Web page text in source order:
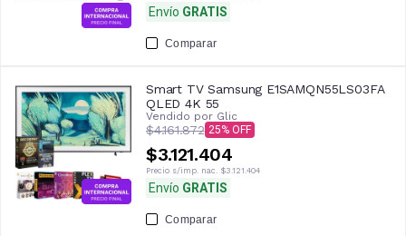
Envío GRATIS
Comparar
Smart TV Samsung E1SAMQN55LS03FA
QLED 4K 55
Vendido por Glic
$4.161.872 25
$3.121.404
Precio s/imp. nac. $3.121.404
Envío GRATIS
Comparar